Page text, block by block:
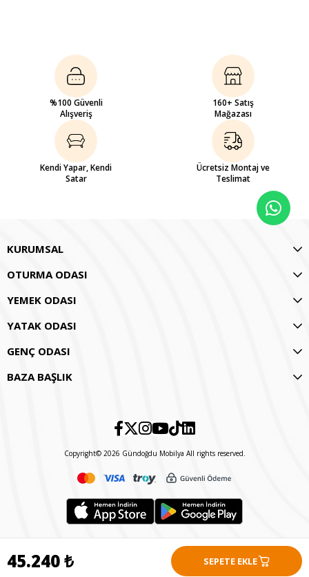
45.240 ₺
%100 Güvenli
Alışveriş
160+ Satış
Mağazası
Kendi Yapar, Kendi
Satar
Ücretsiz Montaj ve
Teslimat
KURUMSAL
OTURMA ODASI
YEMEK ODASI
YATAK ODASI
GENÇ ODASI
BAZA BAŞLIK
Copyright© 2026 Gündoğdu Mobilya All rights reserved.